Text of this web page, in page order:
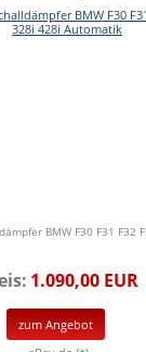
BMW F30 F31 F32
1.090,00 EUR
zum Angebot